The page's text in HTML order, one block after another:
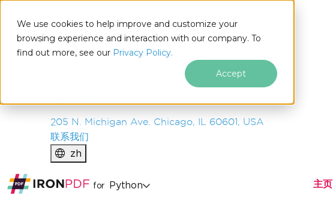
We use cookies to help improve and customize your
browsing experience and interaction with our company. To
find out more, see our Privacy Policy.
Accept
IRONSOFTWARE
产品
企业
205 N. Michigan Ave. Chicago, IL 60601, USA
联系我们
zh
for Python 主页